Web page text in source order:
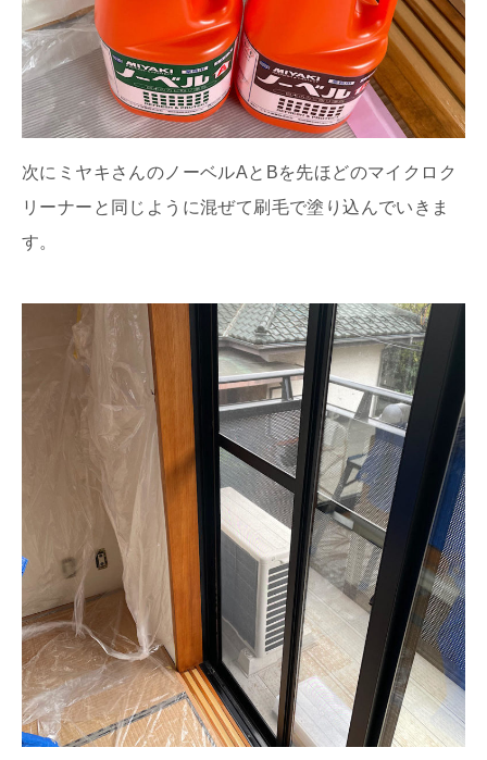
次にミヤキさんのノーベルAとBを先ほどのマイクロク
リーナーと同じように混ぜて刷毛で塗り込んでいきま
す。